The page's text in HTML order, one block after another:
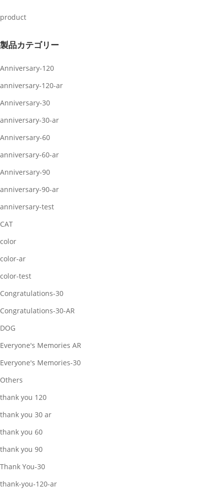
product
製品カテゴリー
Anniversary-120
anniversary-120-ar
Anniversary-30
anniversary-30-ar
Anniversary-60
anniversary-60-ar
Anniversary-90
anniversary-90-ar
anniversary-test
CAT
color
color-ar
color-test
Congratulations-30
Congratulations-30-AR
DOG
Everyone's Memories AR
Everyone's Memories-30
Others
thank you 120
thank you 30 ar
thank you 60
thank you 90
Thank You-30
thank-you-120-ar